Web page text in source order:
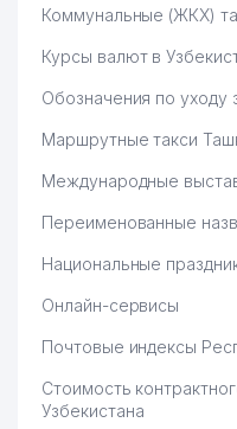
Коммунальные (ЖКХ)
Курсы валют в
Обозначения по уходу
Маршрутные такси
Международные
Переименованные
Национальные
Онлайн-сервисы
Почтовые индексы
Стоимость
Узбекистана